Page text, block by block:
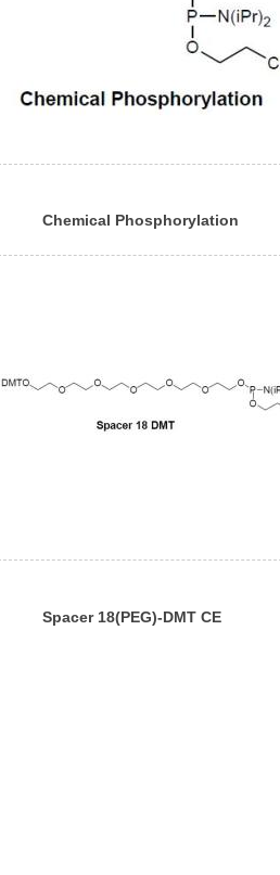
Chemical Phosphorylation
Spacer 18(PEG)-DMT CE